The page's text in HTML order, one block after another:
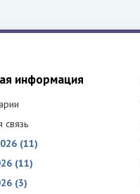
информация
связь
(11)
(11)
(3)